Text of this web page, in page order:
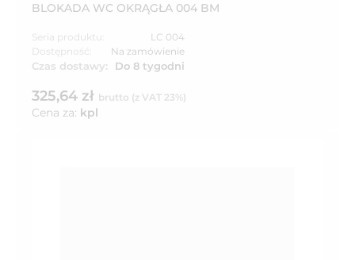
BLOKADA WC OKRĄGŁA 004 BM
Seria produktu:
LC 004
Dostępność:
Na zamówienie
Czas dostawy: Do 8 tygodni
325,64 zł brutto (z VAT 23%)
Cena za: kpl